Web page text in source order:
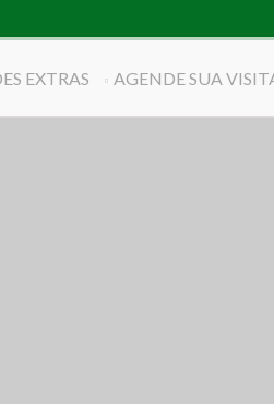
EXTRAS AGENDE SUA